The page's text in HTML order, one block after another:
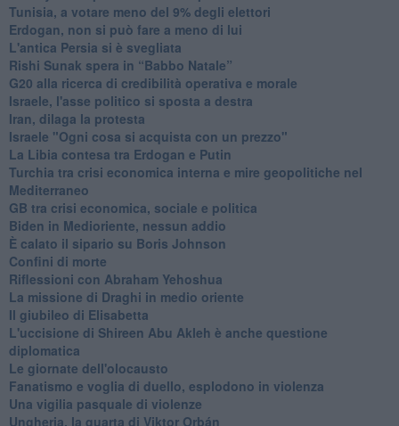
Tunisia, a votare meno del 9% degli elettori
Erdogan, non si può fare a meno di lui
L'antica Persia si è svegliata
Rishi Sunak spera in “Babbo Natale”
G20 alla ricerca di credibilità operativa e morale
Israele, l'asse politico si sposta a destra
Iran, dilaga la protesta
Israele "Ogni cosa si acquista con un prezzo"
La Libia contesa tra Erdogan e Putin
Turchia tra crisi economica interna e mire geopolitiche nel
Mediterraneo
GB tra crisi economica, sociale e politica
Biden in Medioriente, nessun addio
È calato il sipario su Boris Johnson
Confini di morte
Riflessioni con Abraham Yehoshua
La missione di Draghi in medio oriente
Il giubileo di Elisabetta
L'uccisione di Shireen Abu Akleh è anche questione
diplomatica
Le giornate dell'olocausto
Fanatismo e voglia di duello, esplodono in violenza
Una vigilia pasquale di violenze
Ungheria, la quarta di Viktor Orbán